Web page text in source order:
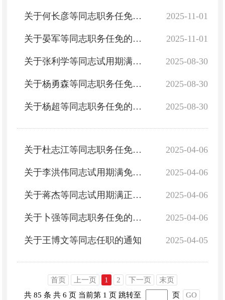
2025-11-01
关于何长彦等同志职务任免的通知
2025-11-01
关于晏军等同志职务任免的通知
2025-08-30
关于张利学等同志试用期满正式任职的通知
2025-08-30
关于杨勇森等同志职务任免的通知
2025-08-30
关于杨超等同志职务任免的通知
2025-04-06
关于杜志江等同志职务任免的通知
2025-04-06
关于李洪伟同志试用期满免职的通知
2025-04-06
关于蒋杰等同志试用期满正式任职的通知
2025-04-06
关于卜强等同志职务任免的通知
2025-04-05
关于王博文等同志任职的通知
首页 上一页 1 2 下一页
末页
共 85 条 共 6 页 当前第 1 页 跳转至 页 GO